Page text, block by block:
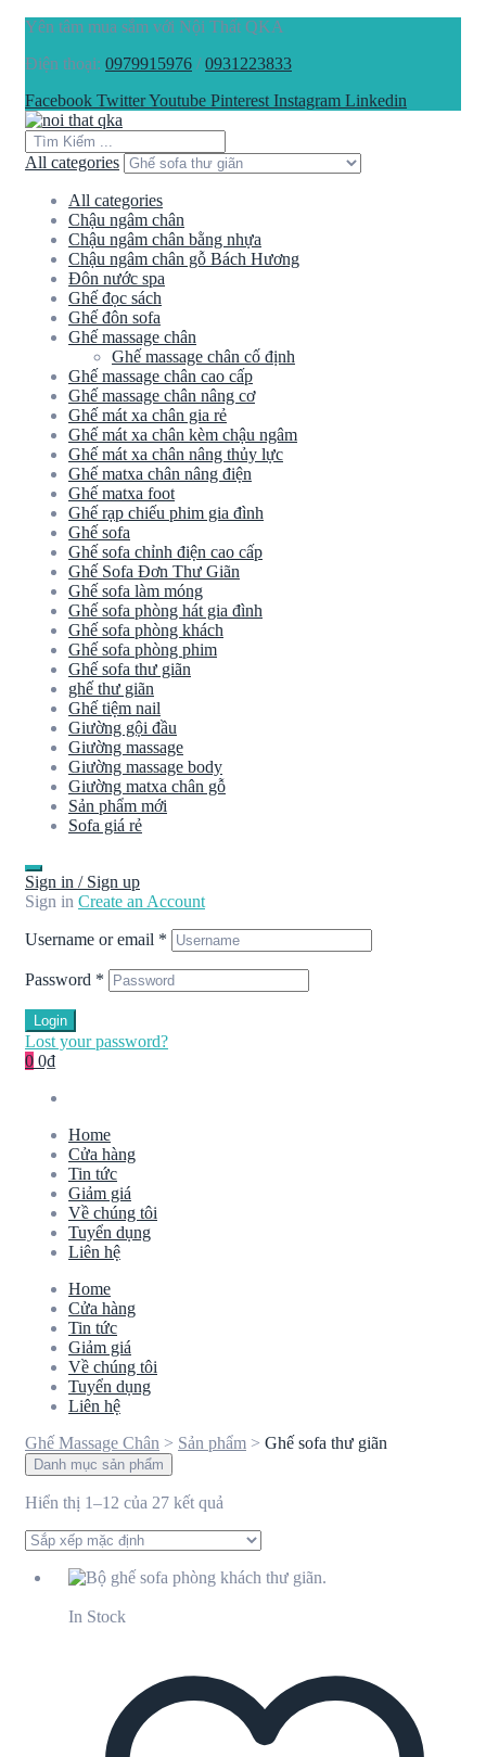
Yên tâm mua sắm với Nội Thất QKA
Điện thoại: 0979915976 /0931223833
Facebook TwitterYoutube Pinterest Instagram Linkedin
All categories
All categories
Chậu ngâm chân
Chậu ngâm chân bằng nhựa
Chậu ngâm chân gỗ Bách Hương
Đôn nước spa
Ghế đọc sách
Ghế đôn sofa
Ghế massage chân
Ghế massage chân cố định
Ghế massage chân cao cấp
Ghế massage chân nâng cơ
Ghế mát xa chân gia rẻ
Ghế mát xa chân kèm chậu ngâm
Ghế mát xa chân nâng thủy lực
Ghế matxa chân nâng điện
Ghế matxa foot
Ghế rạp chiếu phim gia đình
Ghế sofa
Ghế sofa chỉnh điện cao cấp
Ghế Sofa Đơn Thư Giãn
Ghế sofa làm móng
Ghế sofa phòng hát gia đình
Ghế sofa phòng khách
Ghế sofa phòng phim
Ghế sofa thư giãn
ghế thư giãn
Ghế tiệm nail
Giường gội đầu
Giường massage
Giường massage body
Giường matxa chân gỗ
Sản phẩm mới
Sofa giá rẻ
Sign in / Sign up
Sign in Create an Account
Username or email *
Password *
Login
Lost your password?
0 0₫
Home
Cửa hàng
Tin tức
Giảm giá
Về chúng tôi
Tuyển dụng
Liên hệ
Home
Cửa hàng
Tin tức
Giảm giá
Về chúng tôi
Tuyển dụng
Liên hệ
Ghế Massage Chân > Sản phẩm > Ghế sofa thư giãn
Danh mục sản phẩm
Hiển thị 1–12 của 27 kết quả
In Stock